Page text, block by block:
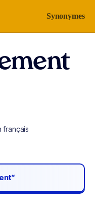
Synonymes
français